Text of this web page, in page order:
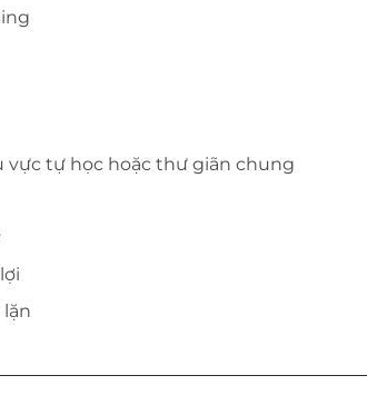
vực tự học hoặc thư giãn chung